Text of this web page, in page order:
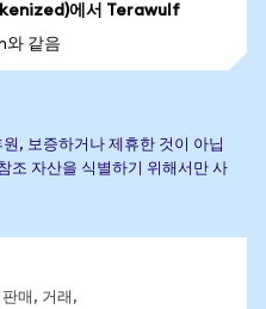
에서 Terawulf
와 같음
, 보증하거나 제휴한 것이 아닙
조 자산을 식별하기 위해서만 사
매, 거래,